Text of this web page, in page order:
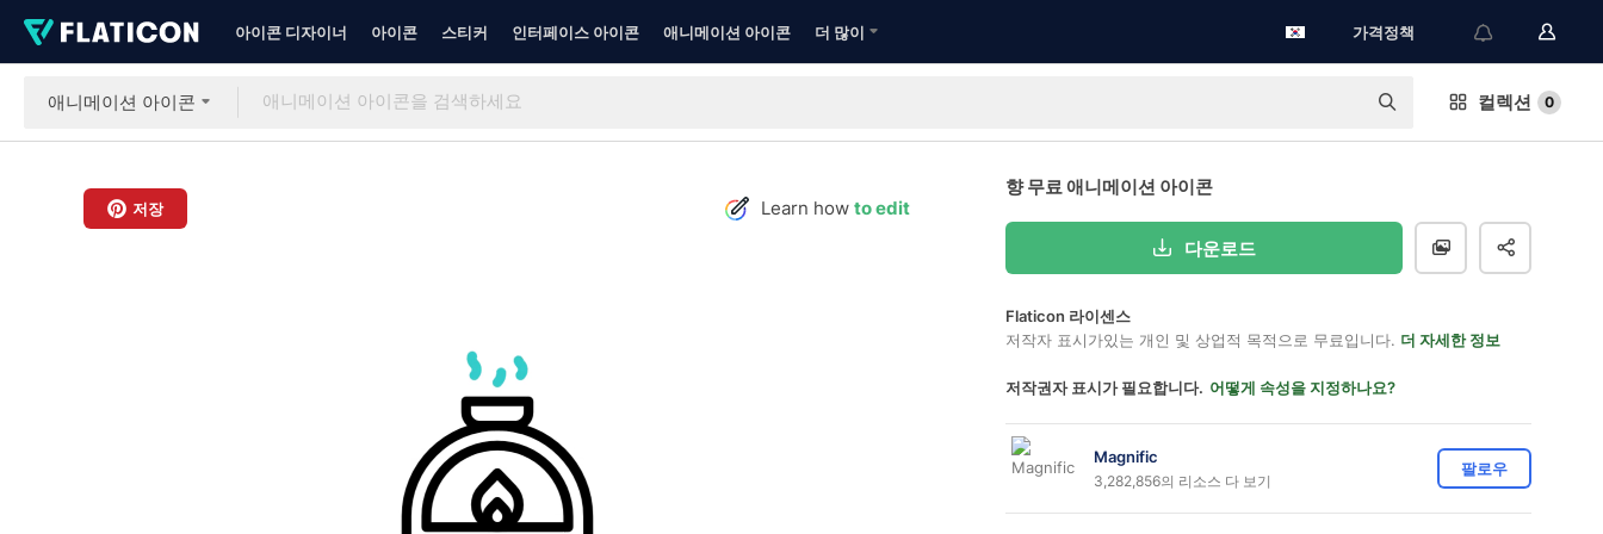
아이콘 디자이너 아이콘 스티커 인터페이스 아이콘 애니메이션 아이콘 더 많이 가격정책
애니메이션 아이콘 컬렉션 0
저장 Learn how to edit
향 무료 애니메이션 아이콘
다운로드
Flaticon 라이센스
저작자 표시가있는 개인 및 상업적 목적으로 무료입니다. 더 자세한 정보
저작권자 표시가 필요합니다. 어떻게 속성을 지정하나요?
Magnific
3,282,856의 리소스 다 보기
팔로우